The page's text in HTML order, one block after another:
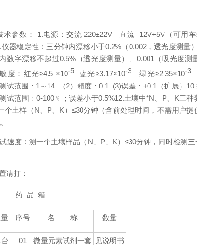
术参数 ： 1.电源：交流 220±22V 直流 12V+5V （可用
仪器稳定性：三分钟内漂移小于0.2% （0.002，透光度测量
数字漂移不超过0.5% （透光度测量）、 0.001 （吸光度
度：红光≥4.5 ×10-5 蓝光≥3.17×10-3绿光≥2.35×10-
测试范围： 1 ～ 14 （2）精度：0.1 (3)误差：±0.1 （扩展） 10.
试范围： 0-100﹪；误差小于0.5%12.土壤中*N P、 K三种
个土样（ N P K ）≤30分钟（含前处理时间， 不需用户提
速度： 测一个土壤样品（ N P、 K）≤30分钟，同时检测三
请打：
药 品 箱
序号 名 称 数量
台 01 微量元素试剂一套 见说明书